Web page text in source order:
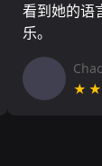
看到她的语
乐。